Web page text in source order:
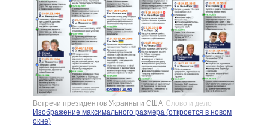
Встречи президентов Украины и США Слово и дело
Изображение максимального размера (откроется в новом
окне)